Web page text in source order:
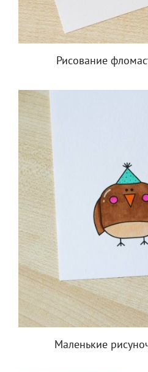
Рисование
Маленькие